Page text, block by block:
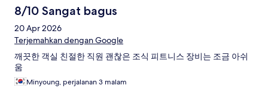
8/10 Sangat bagus
20 Apr 2026
Terjemahkan dengan Google
깨끗한 객실 친절한 직원 괜찮은 조식 피트니스 장비는 조금 아쉬
움
Minyoung, perjalanan 3 malam